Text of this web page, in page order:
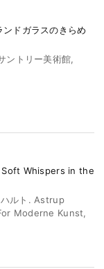
ドガラスのきらめ
ントリー美術館,
Whispers in the
ハルト. Astrup
Moderne Kunst,